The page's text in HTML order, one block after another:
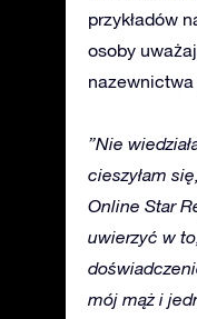
przykładów
osoby
”Nie
cieszyłam
Online Star
uwierzyć w
mój mąż i